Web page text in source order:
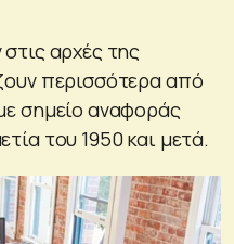
αρχές της
περισσότερα από
σημείο αναφοράς
του 1950 και μετά.